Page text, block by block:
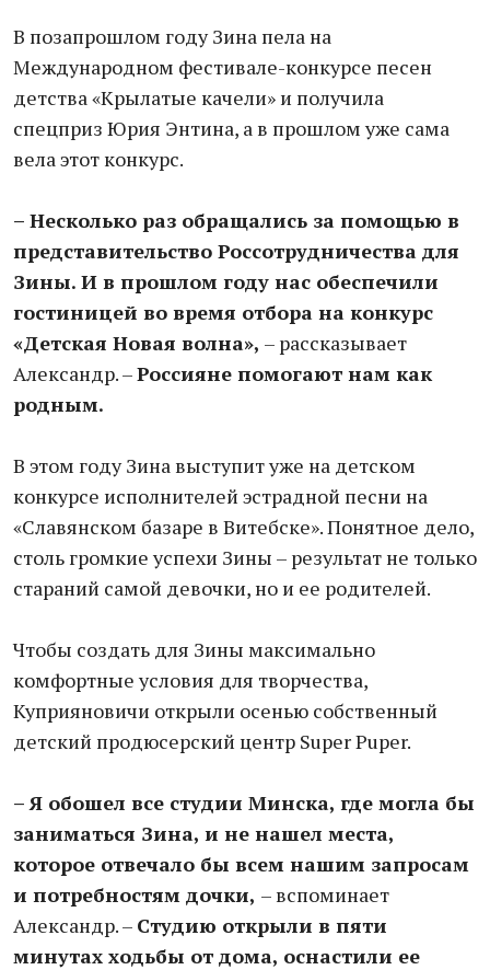
В позапрошлом году Зина пела на
Международном фестивале-конкурсе песен
детства «Крылатые качели» и получила
спецприз Юрия Энтина, а в прошлом уже сама
вела этот конкурс.
– Несколько раз обращались за помощью в
представительство Россотрудничества для
Зины. И в прошлом году нас обеспечили
гостиницей во время отбора на конкурс
«Детская Новая волна», – рассказывает
Александр. –Россияне помогают нам как
родным.
В этом году Зина выступит уже на детском
конкурсе исполнителей эстрадной песни на
«Славянском базаре в Витебске». Понятное дело,
столь громкие успехи Зины – результат не только
стараний самой девочки, но и ее родителей.
Чтобы создать для Зины максимально
комфортные условия для творчества,
Куприяновичи открыли осенью собственный
детский продюсерский центр Super Puper.
– Я обошел все студии Минска, где могла бы
заниматься Зина, и не нашел места,
которое отвечало бы всем нашим запросам
и потребностям дочки, – вспоминает
Александр. – Студию открыли в пяти
минутах ходьбы от дома, оснастили ее